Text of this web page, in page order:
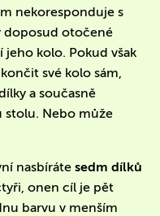
nekoresponduje s
doposud otočené
kolo. Pokud však
své kolo sám,
a současně
stolu. Nebo může
nasbíráte sedm dílků
onen cíl je pět
barvu v menším